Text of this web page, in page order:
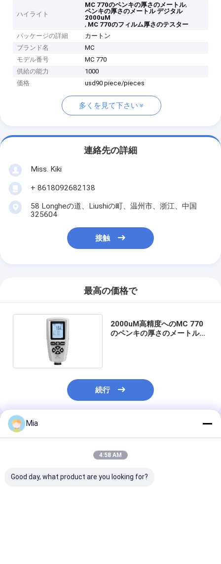
ハイライト
MC 770のペンキの厚さのメートル,
ペンキの厚さのメートル デジタル
2000uM
, MC 770のフィルム厚さのテスター
パッケージの詳細
カートン
ブランド名
MC
モデル番号
MC 770
供給の能力
1000
価格
usd90 piece/pieces
多くを見て下さい
連絡先の詳細
Miss. Kiki
+ 8618092682138
58 Longheの道、Liushiの町、温州市、浙江、中国
325604
接触
最高の価格で
2000uM高精度へのMC 770
のペンキの厚さのメートル
続行
推薦されたプロダクト
Mia
4:58 AM
Good day, what product are you looking for?